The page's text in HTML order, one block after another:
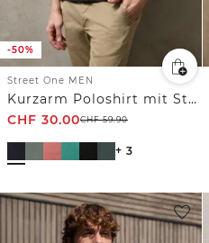
-50%
Street One MEN
Kurzarm Poloshirt mit Struktur
CHF 30.00CHF59.90
+ 3